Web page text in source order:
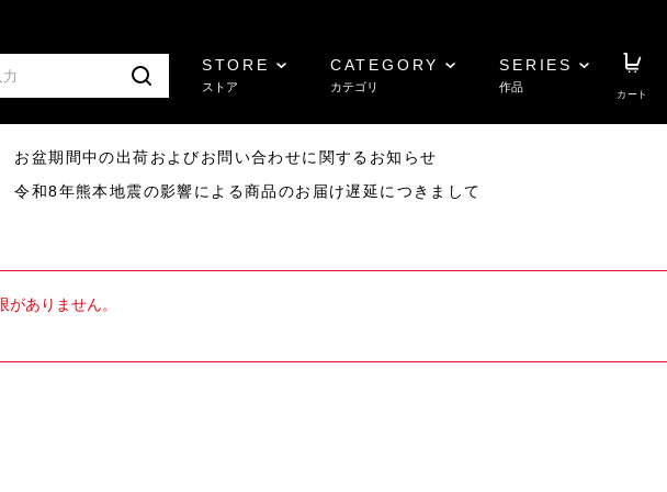
STORE
ストア
CATEGORY
カテゴリ
SERIES
作品
カート
盆期間中の出荷およびお問い合わせに関するお知らせ
和8年熊本地震の影響による商品のお届け遅延につきまして
ありません。